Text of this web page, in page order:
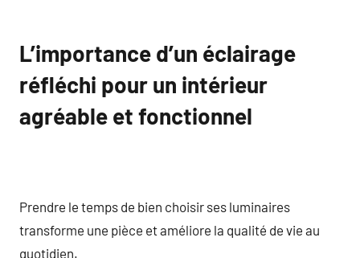
L’importance d’un éclairage
réfléchi pour un intérieur
agréable et fonctionnel
Prendre le temps de bien choisir ses luminaires
transforme une pièce et améliore la qualité de vie au
quotidien.